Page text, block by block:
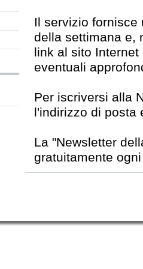
Il servizio fornisce
della settimana e,
link al sito
eventuali
Per iscriversi alla
l'indirizzo di posta
La "Newsletter
gratuitamente